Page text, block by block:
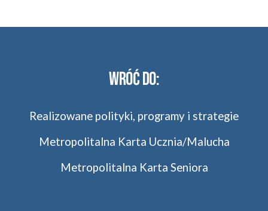
wróć do:
Realizowane polityki, programy i strategie
Metropolitalna Karta Ucznia/Malucha
Metropolitalna Karta Seniora